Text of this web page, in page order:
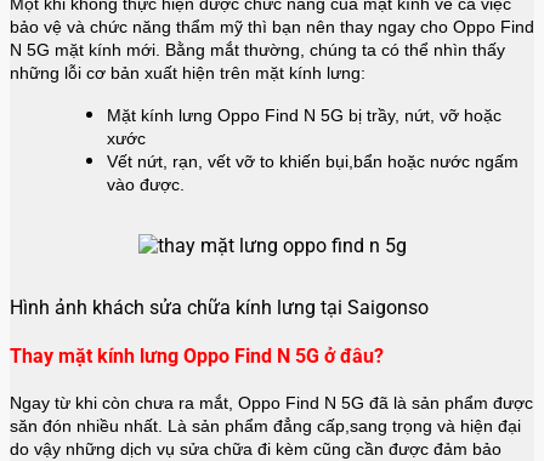
bảo vệ và chức năng thẩm mỹ thì bạn nên thay ngay cho Oppo Find
N 5G mặt kính mới. Bằng mắt thường, chúng ta có thể nhìn thấy
những lỗi cơ bản xuất hiện trên mặt kính lưng:
Mặt kính lưng Oppo Find N 5G bị trầy, nứt, vỡ hoặc
xước
Vết nứt, rạn, vết vỡ to khiến bụi,bẩn hoặc nước ngấm
vào được.
Hình ảnh khách sửa chữa kính lưng tại Saigonso
Thay mặt kính lưng Oppo Find N 5G ở đâu?
Ngay từ khi còn chưa ra mắt, Oppo Find N 5G đã là sản phẩm được
săn đón nhiều nhất. Là sản phẩm đẳng cấp,sang trọng và hiện đại
do vậy những dịch vụ sửa chữa đi kèm cũng cần được đảm bảo